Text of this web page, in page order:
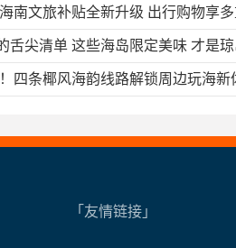
南文旅补贴全新升级 出行购物享
舌尖清单 这些海岛限定美味 才是
四条椰风海韵线路解锁周边玩海新
「友情链接」